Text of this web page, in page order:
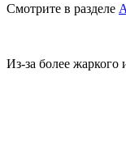
Смотрите в разделе
Из-за более